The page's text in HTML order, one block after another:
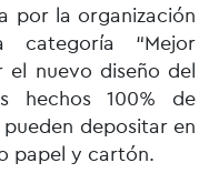
por la organización
categoría “Mejor
el nuevo diseño del
hechos 100% de
depositar en
papel y cartón.